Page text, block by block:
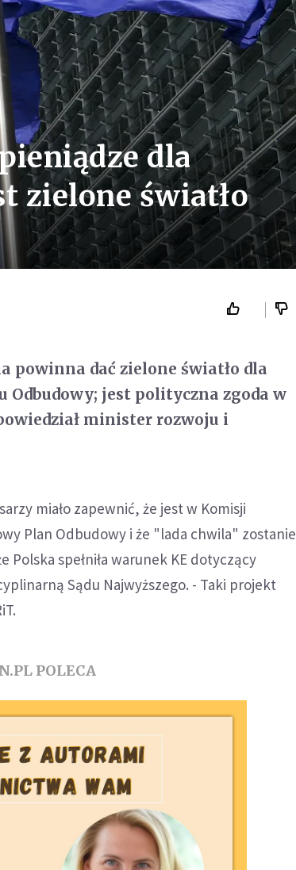
dla
zielone światło
powinna dać zielone światło dla
jest polityczna zgoda w
minister rozwoju i
miało zapewnić, że jest w Komisji
Plan Odbudowy i że "lada chwila" zostanie
spełniła warunek KE dotyczący
Sądu Najwyższego. - Taki projekt
POLECA